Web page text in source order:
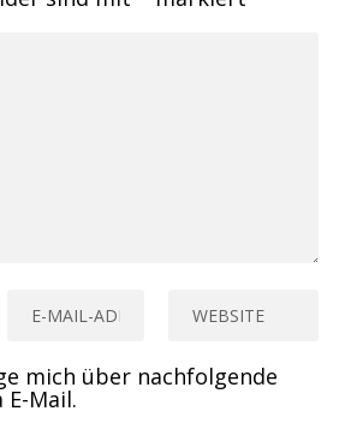
mich über nachfolgende
Mail.